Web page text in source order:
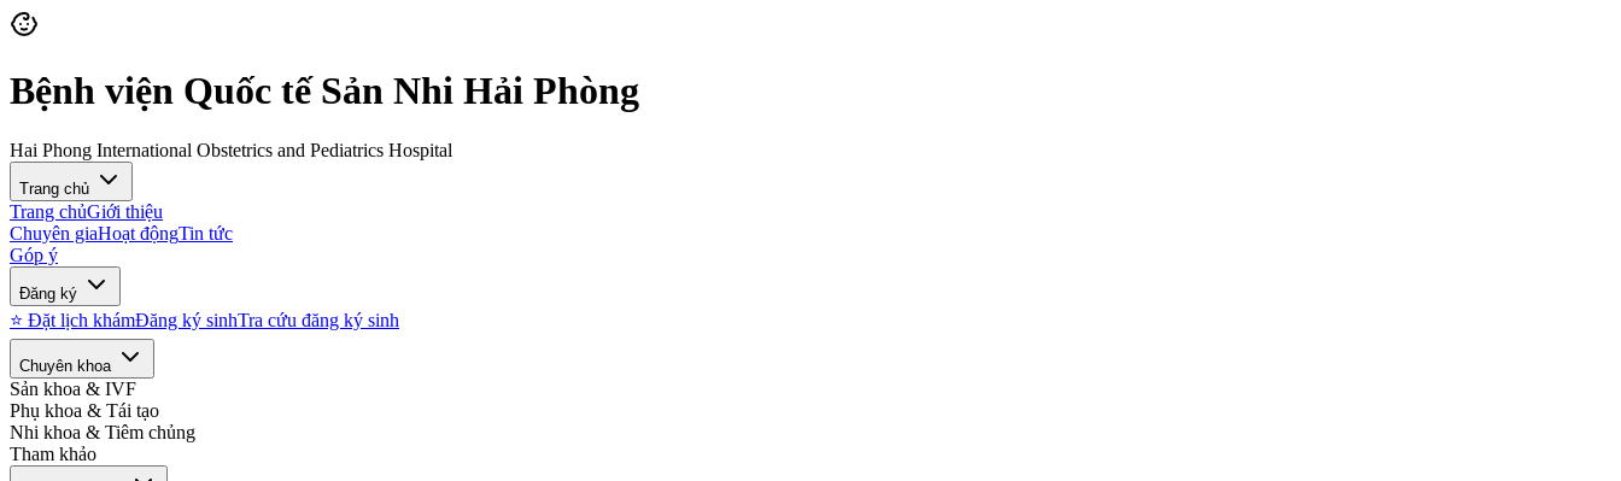
Bệnh viện Quốc tế Sản Nhi Hải Phòng
Hai Phong International Obstetrics and Pediatrics Hospital
Trang chủ
Trang chủGiới thiệu
Chuyên giaHoạt độngTin tức
Góp ý
Đăng ký
⭐ Đặt lịch khámĐăng ký sinhTra cứu đăng ký sinh
Chuyên khoa
Sản khoa & IVF
Phụ khoa & Tái tạo
Nhi khoa & Tiêm chủng
Tham khảo